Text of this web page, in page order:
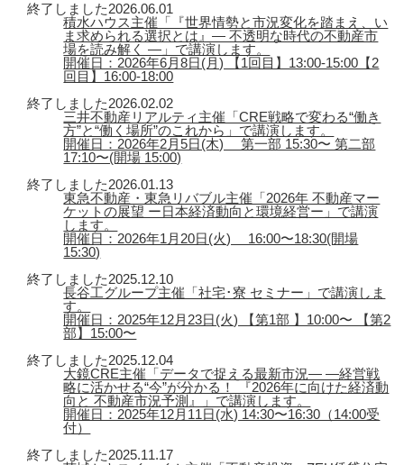
終了しました2026.06.01
積水ハウス主催「『世界情勢と市況変化を踏まえ、い
ま求められる選択とは』― 不透明な時代の不動産市
場を読み解く ―」で講演します。
開催日：2026年6月8日(月) 【1回目】13:00-15:00【2
回目】16:00-18:00
終了しました2026.02.02
三井不動産リアルティ主催「CRE戦略で変わる“働き
方”と“働く場所”のこれから」で講演します。
開催日：2026年2月5日(木) 第一部 15:30〜 第二部
17:10〜(開場 15:00)
終了しました2026.01.13
東急不動産・東急リバブル主催「2026年 不動産マー
ケットの展望 ー日本経済動向と環境経営ー」で講演
します。
開催日：2026年1月20日(火) 16:00〜18:30(開場
15:30)
終了しました2025.12.10
長谷工グループ主催「社宅･寮 セミナー」で講演しま
す。
開催日：2025年12月23日(火) 【第1部 】10:00〜 【第2
部】15:00〜
終了しました2025.12.04
大鏡CRE主催「データで捉える最新市況― ―経営戦
略に活かせる“今”が分かる！ 『2026年に向けた経済動
向と 不動産市況予測』」で講演します。
開催日：2025年12月11日(水) 14:30〜16:30（14:00受
付）
終了しました2025.11.17